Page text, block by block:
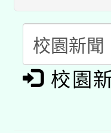
礎課程
A3數
「數
pilot」
有關
轉知
校園